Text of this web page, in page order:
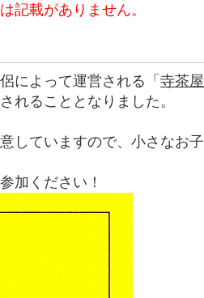
記載がありません。
によって運営される「寺茶屋
れることとなりました。
していますので、小さなお子
加ください！